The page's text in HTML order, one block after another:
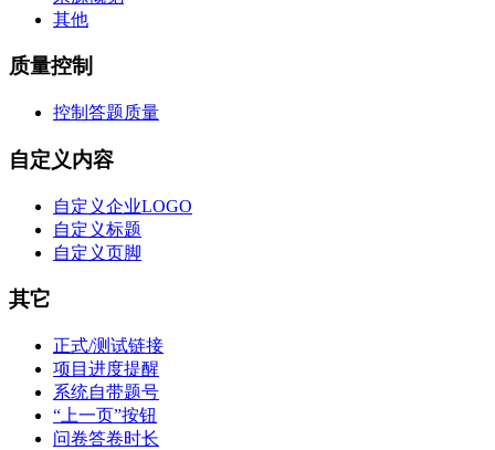
其他
质量控制
控制答题质量
自定义内容
自定义企业LOGO
自定义标题
自定义页脚
其它
正式/测试链接
项目进度提醒
系统自带题号
“上一页”按钮
问卷答卷时长